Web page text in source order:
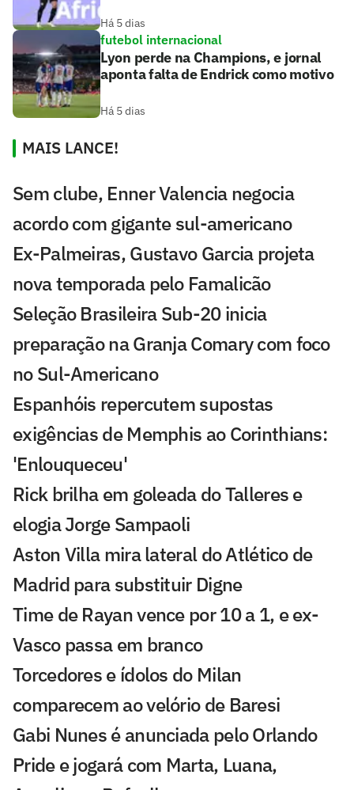
Há 5 dias
futebol internacional
Lyon perde na Champions, e jornal
aponta falta de Endrick como motivo
Há 5 dias
MAIS LANCE!
Sem clube, Enner Valencia negocia
acordo com gigante sul-americano
Ex-Palmeiras, Gustavo Garcia projeta
nova temporada pelo Famalicão
Seleção Brasileira Sub-20 inicia
preparação na Granja Comary com foco
no Sul-Americano
Espanhóis repercutem supostas
exigências de Memphis ao Corinthians:
'Enlouqueceu'
Rick brilha em goleada do Talleres e
elogia Jorge Sampaoli
Aston Villa mira lateral do Atlético de
Madrid para substituir Digne
Time de Rayan vence por 10 a 1, e ex-
Vasco passa em branco
Torcedores e ídolos do Milan
comparecem ao velório de Baresi
Gabi Nunes é anunciada pelo Orlando
Pride e jogará com Marta, Luana,